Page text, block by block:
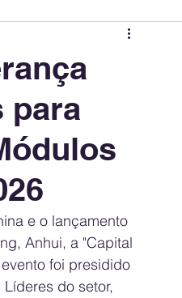
Electric Mobility Ranking
Consumer Choice
para
e o lançamento
Anhui, a "Capital
foi presidido
do setor,